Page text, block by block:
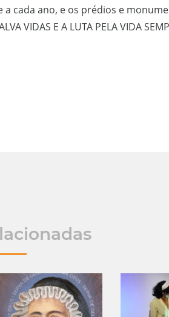
cada ano, e os prédios e
VIDAS E A LUTA PELA VIDA